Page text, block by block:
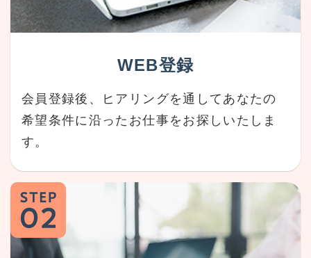
WEB登録
会員登録後、ヒアリングを通してあなたの
希望条件に沿ったお仕事をお探しいたしま
す。